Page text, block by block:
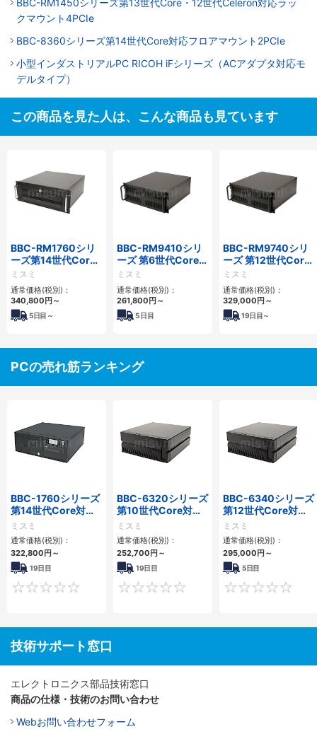
クマウント4PCIe
BBC-8360シリーズ第14世代Core対応フロアマウント2PCIe
小型インダストリアルPC RICOH iFシリーズ（ACアダプタ対応モ
デルタイプ）
この商品を見た人は、こんな商品も見ています
BBC-RM1760シリ
ーズ第14世代Core
対応ラックマウント
3PCIe
ミスミ
通常価格(税別)：
340,800円～
5日目～
BBC-RM9410シリ
ーズ 第6世代Core対
応ラックマウント
FAPC 3PCI・3PCIe
ミスミ
通常価格(税別)：
261,800円～
5日目
BBC-RM9740シリ
ーズ 第12世代Core
対応ラックマウント
FAPC4PCI・3PCIe
ミスミ
通常価格(税別)：
329,000円～
19日目～
PCの売れ筋ランキング
BBC-1760シリーズ
第14世代Core対応
小型フロアマウント
3PCIe
ミスミ
通常価格(税別)：
322,800円～
19日目
0
BBC-6320シリーズ
第10世代Core対応
小型フロアマウント
FAPC 2PCI・2PCIe
ミスミ
通常価格(税別)：
252,700円～
19日目
0
BBC-6340シリーズ
第12世代Core対応
小型フロアマウント
PC2PCI/2PCIe
ミスミ
通常価格(税別)：
295,000円～
5日目
技術サポート窓口
エレクトロニクス部品技術窓口
商品の仕様・技術のお問い合わせ
Webお問い合わせフォーム